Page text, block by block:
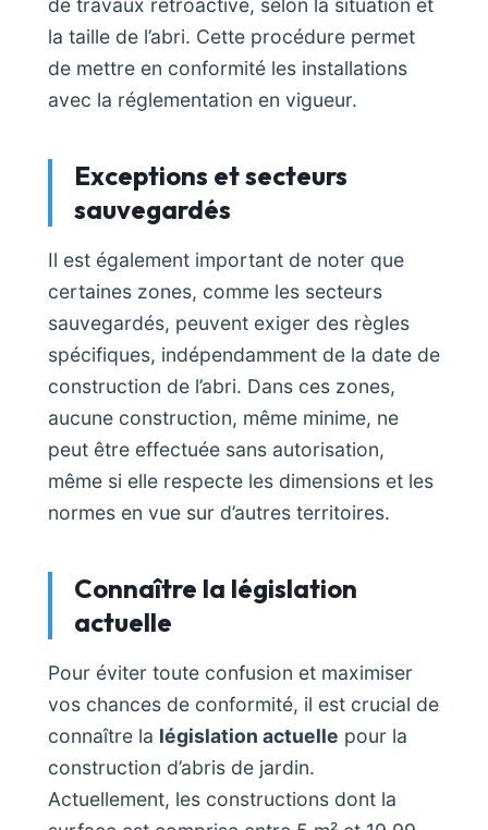
de travaux rétroactive, selon la situation et
la taille de l’abri. Cette procédure permet
de mettre en conformité les installations
avec la réglementation en vigueur.
Exceptions et secteurs
sauvegardés
Il est également important de noter que
certaines zones, comme les secteurs
sauvegardés, peuvent exiger des règles
spécifiques, indépendamment de la date de
construction de l’abri. Dans ces zones,
aucune construction, même minime, ne
peut être effectuée sans autorisation,
même si elle respecte les dimensions et les
normes en vue sur d’autres territoires.
Connaître la législation
actuelle
Pour éviter toute confusion et maximiser
vos chances de conformité, il est crucial de
connaître la législation actuelle pour la
construction d’abris de jardin.
Actuellement, les constructions dont la